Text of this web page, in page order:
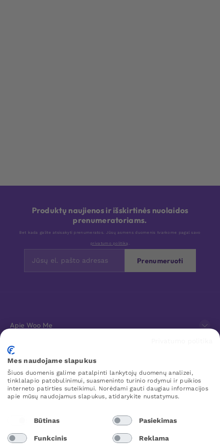
Produktų naujienos ir išskirtinės nuolaidos
prenumeratoriams.
Bet kada galite atsisakyti prenumeratos. Jūsų asmens duomenis tvarkome pagal savo
privatumo politiką .
Prenumeruoti
Apie Woo Me
Klientų aptarnavimas
Mėgstamiausi
WOO ME
Mes naudojame slapukus
Šiuos duomenis galime patalpinti lankytojų duomenų analizei,
tinklalapio patobulinimui, suasmeninto turinio rodymui ir puikios
interneto patirties suteikimui. Norėdami gauti daugiau informacijos
apie mūsų naudojamus slapukus, atidarykite nustatymus.
Būtinas Pasiekimas
Funkcinis Reklama